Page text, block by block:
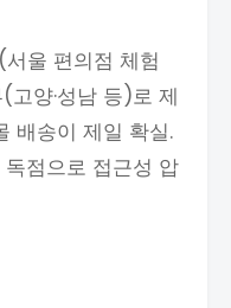
울 편의점 체험
고양·성남 등)로 제
배송이 제일 확실.
점으로 접근성 압